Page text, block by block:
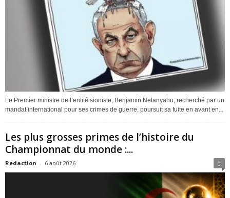
Le Premier ministre de l’entité sioniste, Benjamin Netanyahu, recherché par un
mandat international pour ses crimes de guerre, poursuit sa fuite en avant en...
Les plus grosses primes de l’histoire du
Championnat du monde :...
Redaction - 6 août 2026 0